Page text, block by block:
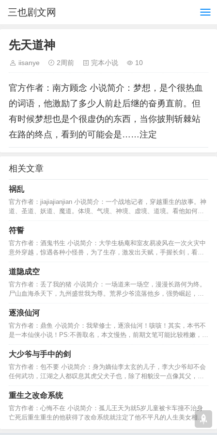
三也剧文网
先天道神
iisanye 2周前 完本小说 10
官方作者：南方顾念 小说简介：梦想，是个很热血
的词语，他激励了多少人前赴后继的奋勇直前。但
有时候梦想也是个很虚伪的东西，当你披荆斩棘站
在路的终点，看到的可能会是……注定
相关文章
祸乱
官方作者：jiajiajianjian 小说简介：一个战地记者，穿越重生的故事。神
道、圣道、妖道、魔道。体境、气境、神境、虚境、道境。看他如何谱
写傲视天下的传记…
符誓
官方作者：酒鬼书生 小说简介：大学生杨庵和室友易凌风在一次火灾中
意外穿越，惊遇各种小怪兽，为了生存，激发出天赋，手握长剑，看杨
庵异世打小怪兽之旅。…
道隐成空
官方作者：丢了我的猪 小说简介：一场道来一场空，漫漫长路何为终。
尸山血海杀天下，九州盛世我为尊。荒界少爷流落他乡，强势崛起，属
于我的一切谁也夺不走。…
逐浪仙河
官方作者：鼎鱼 小说简介：我辈修士，逐浪仙河！咳咳！其实，本书不
是一本仙侠小说！PS:不善取名，本文慢热，前期文笔可能比较稚嫩，不
过后面章节绝对精彩！…
大少爷与手中的剑
官方作者：包不要 小说简介：身为嫡仙李太玄的儿子，李大少爷却不会
任何武功，江湖之人都叹息其虎父犬子也，除了相貌没一点像其父，然
而事实真是如此吗………
重生之改命系统
官方作者：心悔不在 小说简介：孤儿王天为就5岁儿童被卡车撞不治身
亡死后重生重生的他获得了改命系统就注定了他不平凡的人生美女相伴